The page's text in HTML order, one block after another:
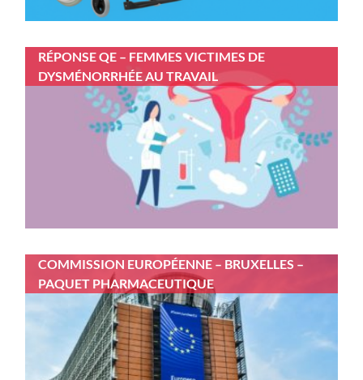
RÉPONSE QE – FEMMES VICTIMES DE
DYSMÉNORRHÉE AU TRAVAIL
COMMISSION EUROPÉENNE – BRUXELLES –
PAQUET PHARMACEUTIQUE